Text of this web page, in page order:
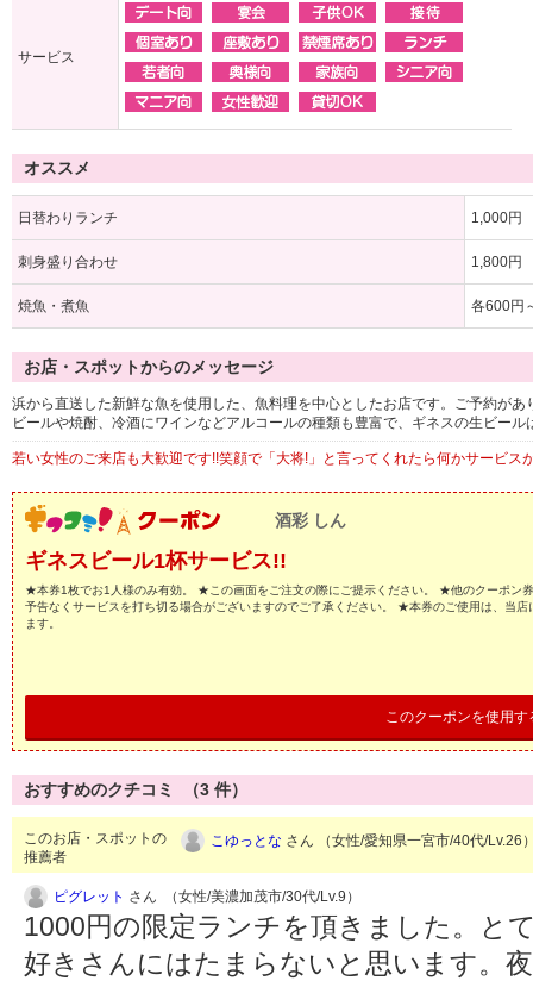
サービス
オススメ
日替わりランチ 1,000円
刺身盛り合わせ 1,800円
焼魚・煮魚 各600円
お店・スポットからのメッセージ
浜から直送した新鮮な魚を使用した、魚料理を中心としたお店です。ご予約が
ビールや焼酎、冷酒にワインなどアルコールの種類も豊富で、ギネスの生ビール
若い女性のご来店も大歓迎です!!笑顔で「大将!」と言ってくれたら何かサービス
酒彩 しん
ギネスビール1杯サービス!!
★本券1枚でお1人様のみ有効。 ★この画面をご注文の際にご提示ください。 ★他のクーポン
予告なくサービスを打ち切る場合がございますのでご了承ください。 ★本券のご使用は、当
ます。
このクーポンを使用す
おすすめのクチコミ （3 件）
このお店・スポットの
推薦者
こゆっとな さん （女性/愛知県一宮市/40代/Lv.26
ピグレット さん （女性/美濃加茂市/30代/Lv.9）
1000円の限定ランチを頂きました。と
好きさんにはたまらないと思います。